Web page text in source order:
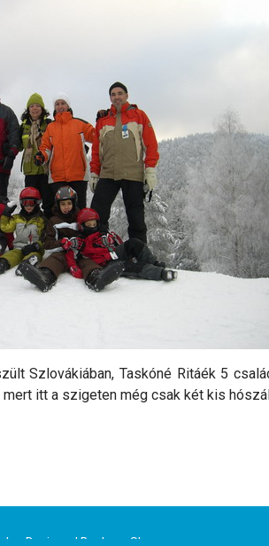
Szlovákiában, Taskóné Ritáék 5
mert itt a szigeten még csak két kis
Designed By JoomShaper